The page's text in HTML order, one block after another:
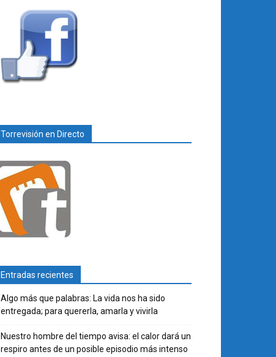
Torrevisión en Directo
Entradas recientes
Algo más que palabras: La vida nos ha sido
entregada; para quererla, amarla y vivirla
Nuestro hombre del tiempo avisa: el calor dará un
respiro antes de un posible episodio más intenso